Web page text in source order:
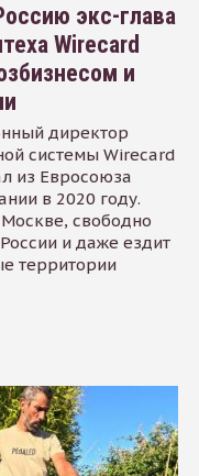
экс-глава
Wirecard
и
директор
системы Wirecard
из Евросоюза
в 2020 году.
свободно
и даже ездит
территории